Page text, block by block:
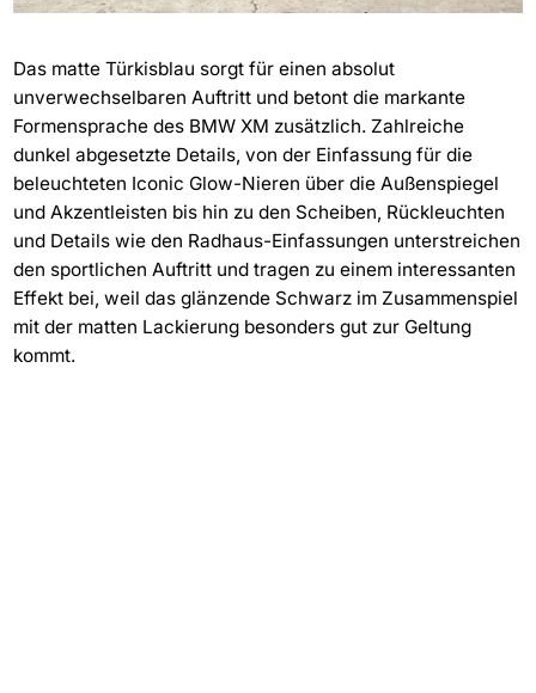
Das matte Türkisblau sorgt für einen absolut
unverwechselbaren Auftritt und betont die markante
Formensprache des BMW XM zusätzlich. Zahlreiche
dunkel abgesetzte Details, von der Einfassung für die
beleuchteten Iconic Glow-Nieren über die Außenspiegel
und Akzentleisten bis hin zu den Scheiben, Rückleuchten
und Details wie den Radhaus-Einfassungen unterstreichen
den sportlichen Auftritt und tragen zu einem interessanten
Effekt bei, weil das glänzende Schwarz im Zusammenspiel
mit der matten Lackierung besonders gut zur Geltung
kommt.